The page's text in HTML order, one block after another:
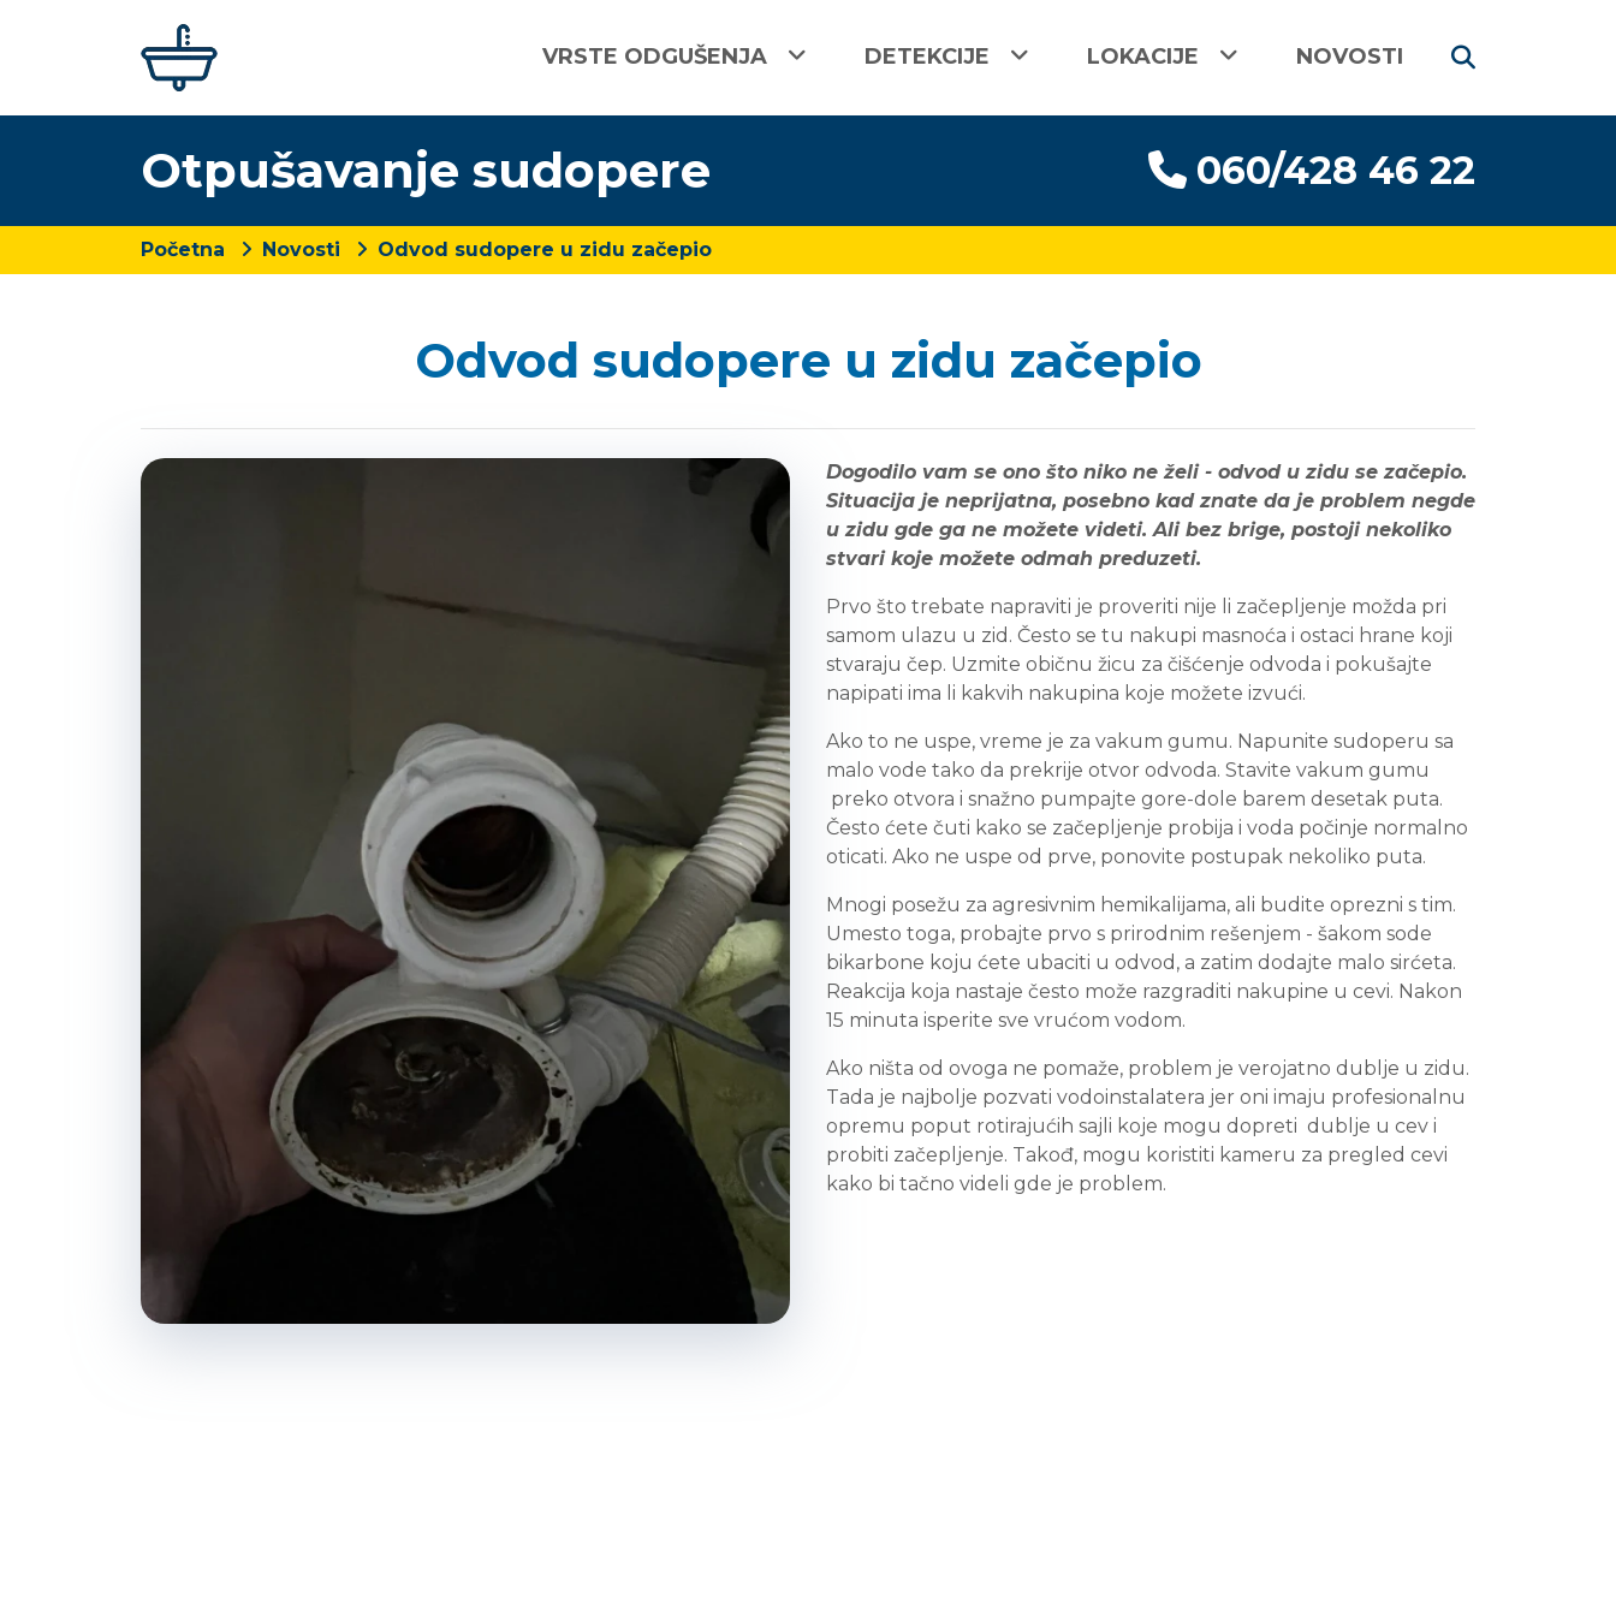
VRSTE ODGUŠENJA DETEKCIJE LOKACIJE NOVOSTI
Otpušavanje sudopere 060/428 46 22
Početna Novosti Odvod sudopere u zidu začepio
Odvod sudopere u zidu začepio
Dogodilo vam se ono što niko ne želi - odvod u zidu se začepio.
Situacija je neprijatna, posebno kad znate da je problem negde
u zidu gde ga ne možete videti. Ali bez brige, postoji nekoliko
stvari koje možete odmah preduzeti.
Prvo što trebate napraviti je proveriti nije li začepljenje možda pri
samom ulazu u zid. Često se tu nakupi masnoća i ostaci hrane koji
stvaraju čep. Uzmite običnu žicu za čišćenje odvoda i pokušajte
napipati ima li kakvih nakupina koje možete izvući.
Ako to ne uspe, vreme je za vakum gumu. Napunite sudoperu sa
malo vode tako da prekrije otvor odvoda. Stavite vakum gumu
preko otvora i snažno pumpajte gore-dole barem desetak puta.
Često ćete čuti kako se začepljenje probija i voda počinje normalno
oticati. Ako ne uspe od prve, ponovite postupak nekoliko puta.
Mnogi posežu za agresivnim hemikalijama, ali budite oprezni s tim.
Umesto toga, probajte prvo s prirodnim rešenjem - šakom sode
bikarbone koju ćete ubaciti u odvod, a zatim dodajte malo sirćeta.
Reakcija koja nastaje često može razgraditi nakupine u cevi. Nakon
15 minuta isperite sve vrućom vodom.
Ako ništa od ovoga ne pomaže, problem je verojatno dublje u zidu.
Tada je najbolje pozvati vodoinstalatera jer oni imaju profesionalnu
opremu poput rotirajućih sajli koje mogu dopreti dublje u cev i
probiti začepljenje. Takođ, mogu koristiti kameru za pregled cevi
kako bi tačno videli gde je problem.